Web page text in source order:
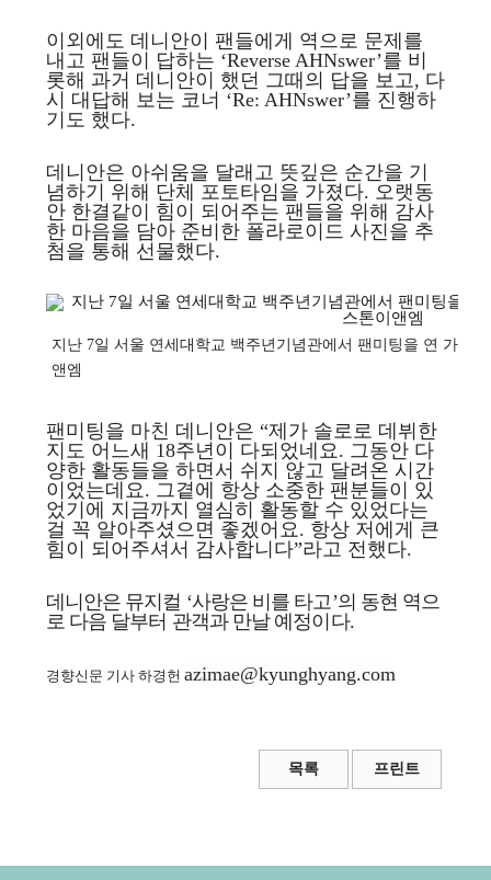
이외에도 데니안이 팬들에게 역으로 문제를
내고 팬들이 답하는 ‘Reverse AHNswer’를 비
롯해 과거 데니안이 했던 그때의 답을 보고, 다
시 대답해 보는 코너 ‘Re: AHNswer’를 진행하
기도 했다.
데니안은 아쉬움을 달래고 뜻깊은 순간을 기
념하기 위해 단체 포토타임을 가졌다. 오랫동
안 한결같이 힘이 되어주는 팬들을 위해 감사
한 마음을 담아 준비한 폴라로이드 사진을 추
첨을 통해 선물했다.
지난 7일 서울 연세대학교 백주년기념관에서 팬미팅을 연 가수
앤엠
팬미팅을 마친 데니안은 “제가 솔로로 데뷔한
지도 어느새 18주년이 다되었네요. 그동안 다
양한 활동들을 하면서 쉬지 않고 달려온 시간
이었는데요. 그곁에 항상 소중한 팬분들이 있
었기에 지금까지 열심히 활동할 수 있었다는
걸 꼭 알아주셨으면 좋겠어요. 항상 저에게 큰
힘이 되어주셔서 감사합니다”라고 전했다.
데니안은 뮤지컬 ‘사랑은 비를 타고’의 동현 역으
로 다음 달부터 관객과 만날 예정이다.
경향신문 기사 하경헌 azimae@kyunghyang.com